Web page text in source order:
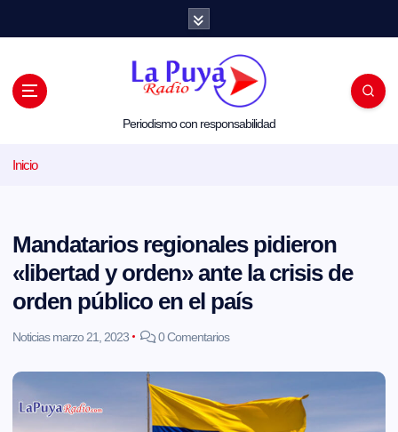
l
Periodismo con responsabilidad
Inicio
Mandatarios regionales pidieron
«libertad y orden» ante la crisis de
orden público en el país
Noticias marzo 21, 2023 0 Comentarios